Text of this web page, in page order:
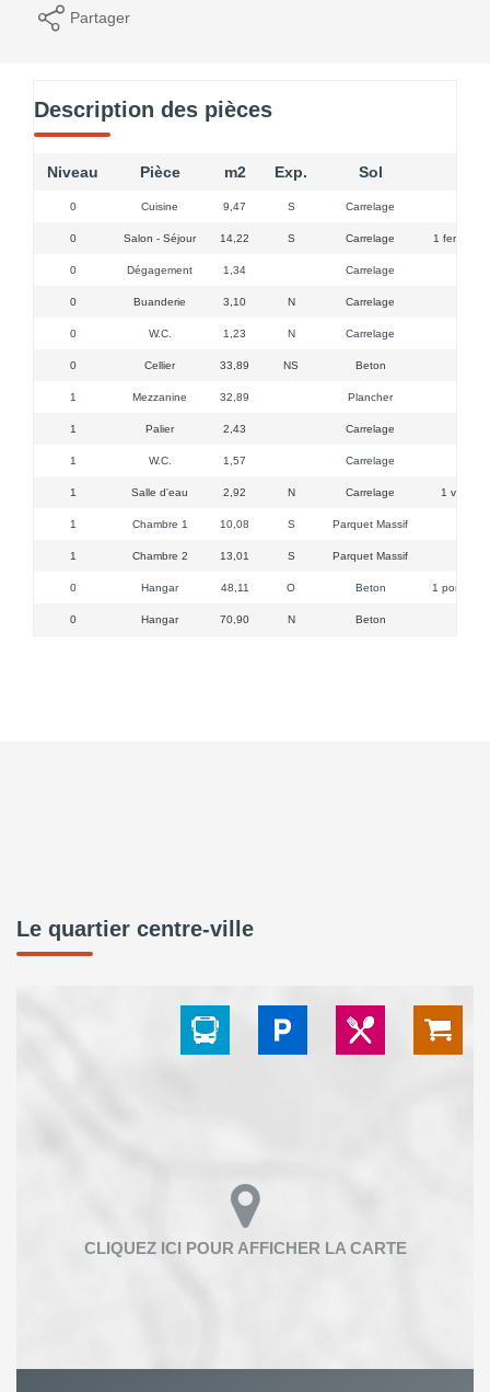
Partager
Description des pièces
Niveau Pièce m2 Exp. Sol
0 Cuisine 9,47 S Carrelage
0 Salon - Séjour 14,22 S Carrelage 1 fenêtre,
0 Dégagement 1,34 Carrelage
0 Buanderie 3,10 N Carrelage
0 W.C. 1,23 N Carrelage
0 Cellier 33,89 NS Beton
1 Mezzanine 32,89 Plancher
1 Palier 2,43 Carrelage
1 W.C. 1,57 Carrelage
1 Salle d'eau 2,92 N Carrelage 1 vélux,
1 Chambre 1 10,08 S Parquet Massif
1 Chambre 2 13,01 S Parquet Massif
0 Hangar 48,11 O Beton 1 porte, 1
0 Hangar 70,90 N Beton
Le quartier centre-ville